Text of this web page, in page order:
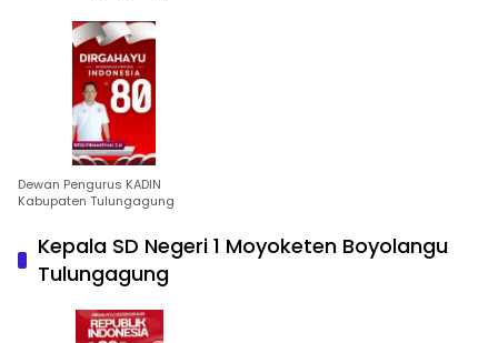
Dewan Pengurus KADIN
Kabupaten Tulungagung
Kepala SD Negeri 1 Moyoketen Boyolangu
Tulungagung